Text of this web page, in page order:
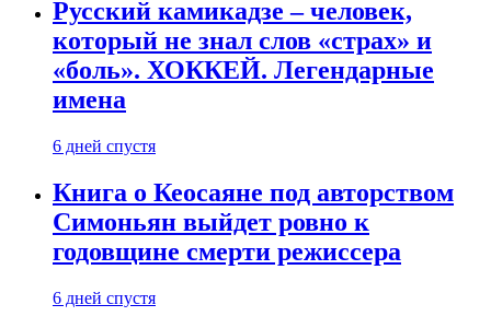
Русский камикадзе – человек,
который не знал слов «страх» и
«боль». ХОККЕЙ. Легендарные
имена
6 дней спустя
Книга о Кеосаяне под авторством
Симоньян выйдет ровно к
годовщине смерти режиссера
6 дней спустя